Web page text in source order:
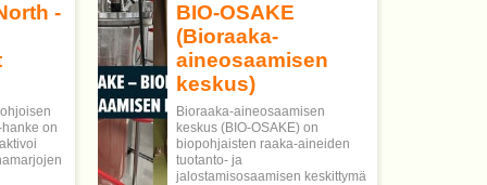
-
on
BIO-OSAKE
(Bioraaka-
aineosaamisen
keskus)
Bioraaka-aineosaamisen
keskus (BIO-OSAKE) on
biopohjaisten raaka-aineiden
tuotanto- ja
jalostamisosaamisen keskittymä